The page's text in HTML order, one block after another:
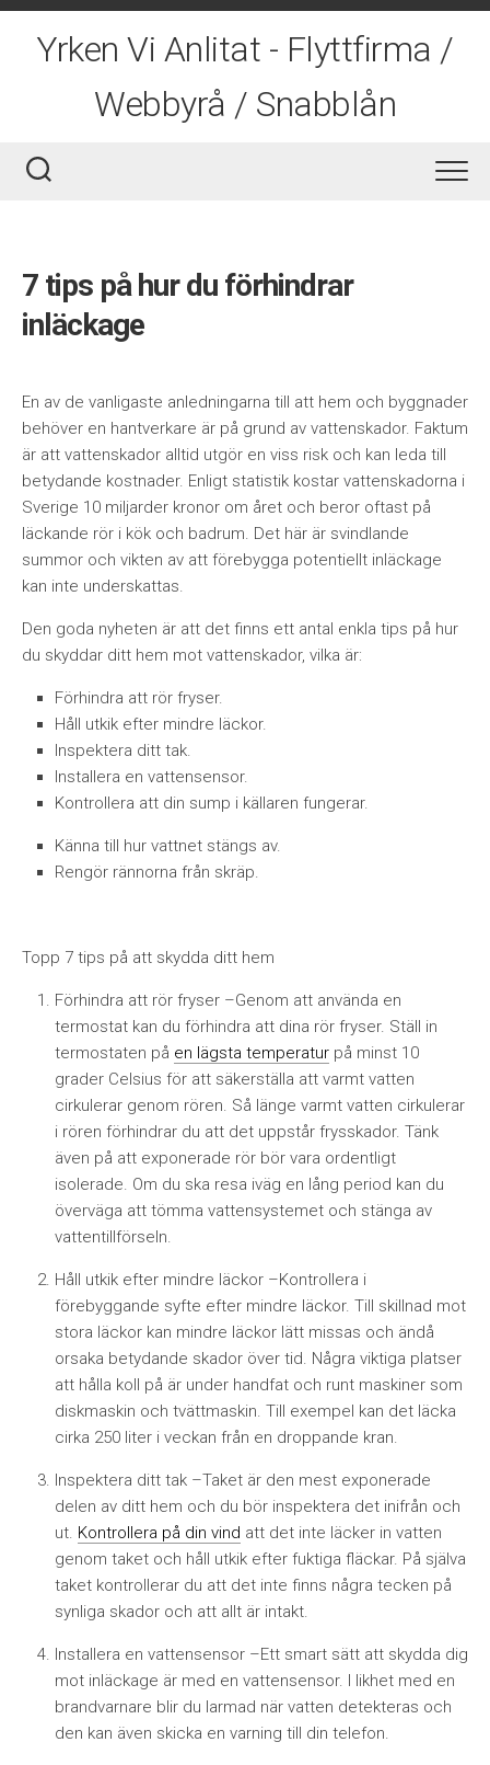
Skip
contentYrken Vi Anlitat - Flyttfirma /
Webbyrå / Snabblån
7 tips på hur du förhindrar
inläckage
En av de vanligaste anledningarna till att hem och byggnader
behöver en hantverkare är på grund av vattenskador. Faktum
är att vattenskador alltid utgör en viss risk och kan leda till
betydande kostnader. Enligt statistik kostar vattenskadorna i
Sverige 10 miljarder kronor om året och beror oftast på
läckande rör i kök och badrum. Det här är svindlande
summor och vikten av att förebygga potentiellt inläckage
kan inte underskattas.
Den goda nyheten är att det finns ett antal enkla tips på hur
du skyddar ditt hem mot vattenskador, vilka är:
Förhindra att rör fryser.
Håll utkik efter mindre läckor.
Inspektera ditt tak.
Installera en vattensensor.
Kontrollera att din sump i källaren fungerar.
Känna till hur vattnet stängs av.
Rengör rännorna från skräp.
Topp 7 tips på att skydda ditt hem
Förhindra att rör fryser –Genom att använda en
termostat kan du förhindra att dina rör fryser. Ställ in
termostaten på en lägsta temperatur på minst 10
grader Celsius för att säkerställa att varmt vatten
cirkulerar genom rören. Så länge varmt vatten cirkulerar
i rören förhindrar du att det uppstår frysskador. Tänk
även på att exponerade rör bör vara ordentligt
isolerade. Om du ska resa iväg en lång period kan du
överväga att tömma vattensystemet och stänga av
vattentillförseln.
Håll utkik efter mindre läckor –Kontrollera i
förebyggande syfte efter mindre läckor. Till skillnad mot
stora läckor kan mindre läckor lätt missas och ändå
orsaka betydande skador över tid. Några viktiga platser
att hålla koll på är under handfat och runt maskiner som
diskmaskin och tvättmaskin. Till exempel kan det läcka
cirka 250 liter i veckan från en droppande kran.
Inspektera ditt tak –Taket är den mest exponerade
delen av ditt hem och du bör inspektera det inifrån och
ut. Kontrollera på din vind att det inte läcker in vatten
genom taket och håll utkik efter fuktiga fläckar. På själva
taket kontrollerar du att det inte finns några tecken på
synliga skador och att allt är intakt.
Installera en vattensensor –Ett smart sätt att skydda dig
mot inläckage är med en vattensensor. I likhet med en
brandvarnare blir du larmad när vatten detekteras och
den kan även skicka en varning till din telefon.